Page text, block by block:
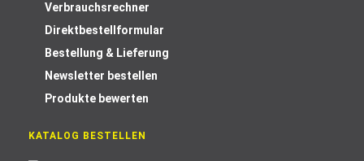
Verbrauchsrechner
Direktbestellformular
Bestellung & Lieferung
Newsletter bestellen
Produkte bewerten
KATALOG BESTELLEN